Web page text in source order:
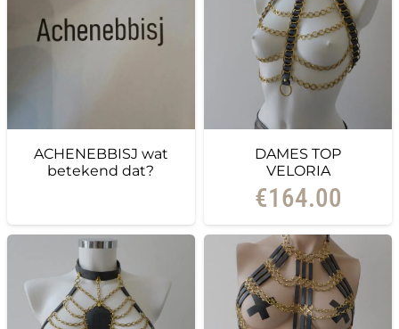
ACHENEBBISJ wat
betekend dat?
DAMES TOP
VELORIA
€164.00